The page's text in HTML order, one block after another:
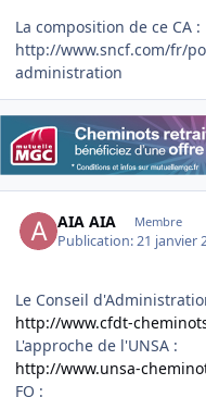
La composition de ce CA :
http://www.sncf.com/fr/
administration
AIA AIA Membre
Publication:21 janvier
Le Conseil
http://www.cfdt-
L'approche de l'UNSA :
http://www.unsa-
FO :